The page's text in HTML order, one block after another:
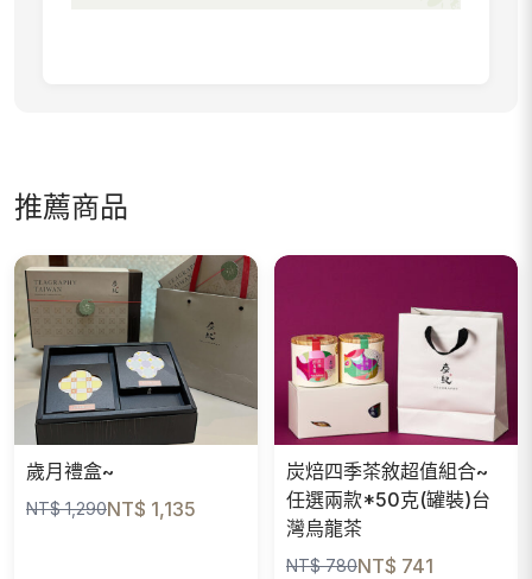
推薦商品
歲月禮盒~
NT$ 1,290NT$ 1,135
炭焙四季茶敘超值組合~
任選兩款*50克(罐裝)台
灣烏龍茶
NT$ 780NT$ 741